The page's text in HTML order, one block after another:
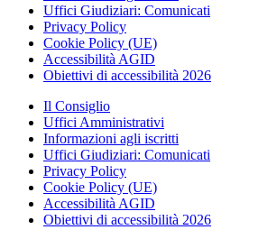
Uffici Giudiziari: Comunicati
Privacy Policy
Cookie Policy (UE)
Accessibilità AGID
Obiettivi di accessibilità 2026
Il Consiglio
Uffici Amministrativi
Informazioni agli iscritti
Uffici Giudiziari: Comunicati
Privacy Policy
Cookie Policy (UE)
Accessibilità AGID
Obiettivi di accessibilità 2026